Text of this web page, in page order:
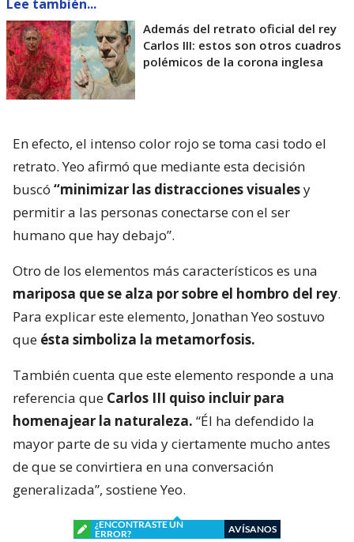
Lee también...
Además del retrato oficial del rey
Carlos III: estos son otros cuadros
polémicos de la corona inglesa
En efecto, el intenso color rojo se toma casi todo el
retrato. Yeo afirmó que mediante esta decisión
buscó “minimizar las distracciones visualesy
permitir a las personas conectarse con el ser
humano que hay debajo”.
Otro de los elementos más característicos es una
mariposa que se alza por sobre el hombro del rey.
Para explicar este elemento, Jonathan Yeo sostuvo
que ésta simboliza la metamorfosis.
También cuenta que este elemento responde a una
referencia que Carlos III quiso incluir para
homenajear la naturaleza. “Él ha defendido la
mayor parte de su vida y ciertamente mucho antes
de que se convirtiera en una conversación
generalizada”, sostiene Yeo.
¿ENCONTRASTE UN
ERROR?
AVÍSANOS